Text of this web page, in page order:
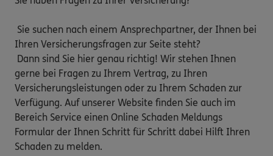
Ihren Versicherungsfragen zur Seite steht?
gerne bei Fragen zu Ihrem Vertrag, zu Ihren
Versicherungsleistungen oder zu Ihrem Schaden zur
Verfügung. Auf unserer Website finden Sie auch im
Bereich Service einen Online Schaden Meldungs
Formular der Ihnen Schritt für Schritt dabei Hilft Ihren
Schaden zu melden.